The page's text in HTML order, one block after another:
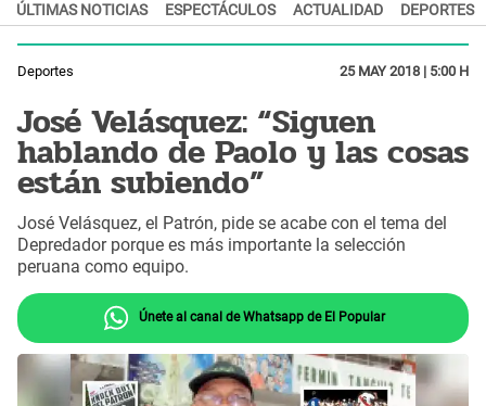
ÚLTIMAS NOTICIAS ESPECTÁCULOS ACTUALIDAD DEPORTES
Deportes 25 MAY 2018 | 5:00 H
José Velásquez: “Siguen
hablando de Paolo y las cosas
están subiendo”
José Velásquez, el Patrón, pide se acabe con el tema del
Depredador porque es más importante la selección
peruana como equipo.
Únete al canal de Whatsapp de El Popular